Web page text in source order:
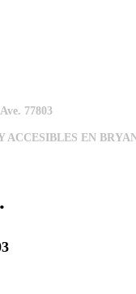
77803
ACCESIBLES EN